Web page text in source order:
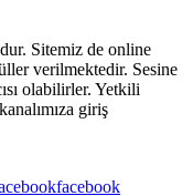
Sitemiz de online
verilmektedir. Sesine
olabilirler. Yetkili
giriş
facebook